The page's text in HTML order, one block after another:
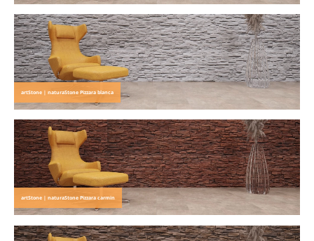
artStone | naturaStone Pizzara blanca
artStone | naturaStone Pizzara carmin